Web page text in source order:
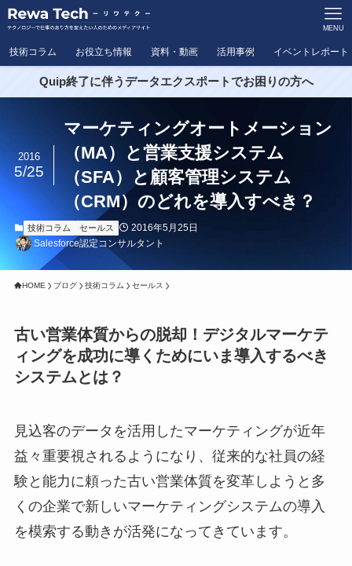
MENU
技術コラム お役立ち情報 資料・動画 活用事例 イベントレポート
Quip終了に伴うデータエクスポートでお困りの方へ
マーケティングオートメーション
（MA）と営業支援システム
（SFA）と顧客管理システム
（CRM）のどれを導入すべき？
2016
5/25
技術コラム セールス
2016年5月25日
Salesforce認定コンサルタント
HOME ブログ 技術コラム セールス
古い営業体質からの脱却！デジタルマーケテ
ィングを成功に導くためにいま導入するべき
システムとは？
見込客のデータを活用したマーケティングが近年
益々重要視されるようになり、従来的な社員の経
験と能力に頼った古い営業体質を変革しようと多
くの企業で新しいマーケティングシステムの導入
を模索する動きが活発になってきています。